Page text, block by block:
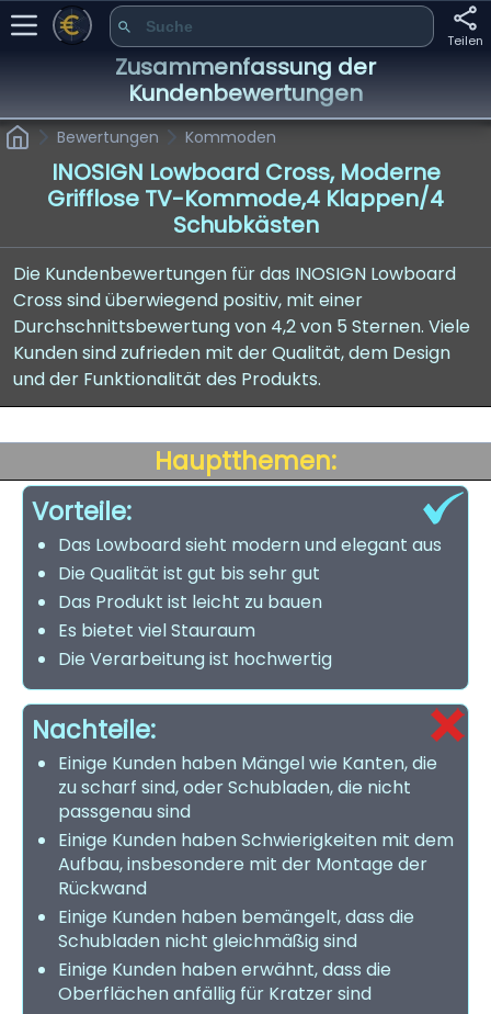
Teilen
Zusammenfassung der
Kundenbewertungen
Bewertungen Kommoden
INOSIGN Lowboard Cross, Moderne
Grifflose TV-Kommode,4 Klappen/4
Schubkästen
Die Kundenbewertungen für das INOSIGN Lowboard
Cross sind überwiegend positiv, mit einer
Durchschnittsbewertung von 4,2 von 5 Sternen. Viele
Kunden sind zufrieden mit der Qualität, dem Design
und der Funktionalität des Produkts.
Hauptthemen:
Vorteile:
Das Lowboard sieht modern und elegant aus
Die Qualität ist gut bis sehr gut
Das Produkt ist leicht zu bauen
Es bietet viel Stauraum
Die Verarbeitung ist hochwertig
Nachteile:
Einige Kunden haben Mängel wie Kanten, die
zu scharf sind, oder Schubladen, die nicht
passgenau sind
Einige Kunden haben Schwierigkeiten mit dem
Aufbau, insbesondere mit der Montage der
Rückwand
Einige Kunden haben bemängelt, dass die
Schubladen nicht gleichmäßig sind
Einige Kunden haben erwähnt, dass die
Oberflächen anfällig für Kratzer sind